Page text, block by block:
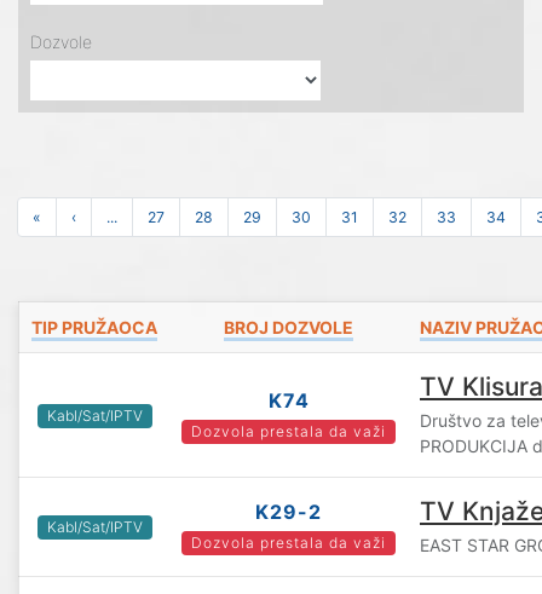
Dozvole
« ‹ ... 27 28 29 30 31 32 33 34
TIP PRUŽAOCA BROJ DOZVOLE NAZIV
Kabl/Sat/IPTV
K74
Dozvola prestala da važi
TV Klisura
Društvo za
PRODUKCIJA
Kabl/Sat/IPTV
K29-2
Dozvola prestala da važi
TV
EAST STAR